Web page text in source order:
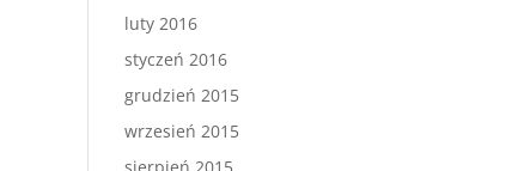
luty 2016
styczeń 2016
grudzień 2015
wrzesień 2015